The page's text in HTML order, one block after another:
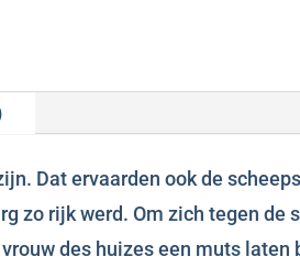
Dat ervaarden ook de
zo rijk werd. Om zich tegen
des huizes een muts